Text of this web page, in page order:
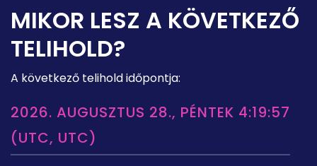
MIKOR LESZ A KÖVETKEZŐ
TELIHOLD?
A következő telihold időpontja:
2026. AUGUSZTUS 28., PÉNTEK 4:19:57
(UTC, UTC)